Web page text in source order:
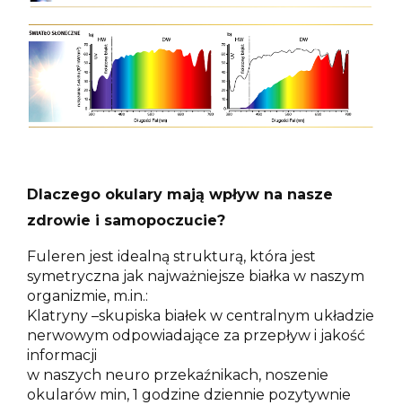
Dlaczego okulary mają wpływ na nasze
zdrowie i samopoczucie?
Fuleren jest idealną strukturą, która jest
symetryczna jak najważniejsze białka w naszym
organizmie, m.in.:
Klatryny –skupiska białek w centralnym układzie
nerwowym odpowiadające za przepływ i jakość
informacji
w naszych neuro przekaźnikach, noszenie
okularów min, 1 godzine dziennie pozytywnie